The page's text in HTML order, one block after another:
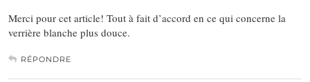
Merci pour cet article! Tout à fait d’accord en ce qui concerne la
verrière blanche plus douce.
RÉPONDRE